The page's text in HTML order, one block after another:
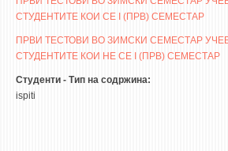
СТИПЕНДИИ/ПРАКСИ
СТИПЕНДИИ
СТУДЕНТИТЕ КОИ СЕ I (ПРВ) СЕМЕСТАР
ПРВИ ТЕСТОВИ ВО ЗИМСКИ СЕМЕСТАР
СТУДЕНТИТЕ КОИ НЕ СЕ I (ПРВ) СЕМЕСТАР
Студенти - Тип на содржина:
ispiti